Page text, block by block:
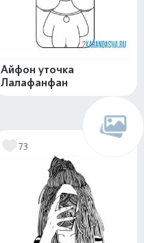
Айфон уточка
Лалафанфан
73